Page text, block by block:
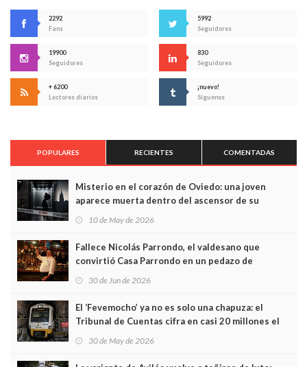
2292
Fans
5992
Seguidores
19900
Seguidores
830
Seguidores
+ 6200
Lectores diarios
¡nuevo!
Síguenos
POPULARES RECIENTES COMENTADAS
Misterio en el corazón de Oviedo: una joven
aparece muerta dentro del ascensor de su
edificio y las cámaras captan sus últimos minutos
10 de May de 2026
Fallece Nicolás Parrondo, el valdesano que
convirtió Casa Parrondo en un pedazo de
Asturias en Madrid
30 de Jun de 2026
El ‘Fevemocho’ ya no es solo una chapuza: el
Tribunal de Cuentas cifra en casi 20 millones el
sobrecoste de los trenes que no cabían por los
30 de May de 2026